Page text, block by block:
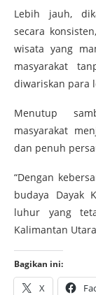
Lebih jauh,
secara
wisata yang
masyarakat
diwariskan para
Menutup
masyarakat
dan penuh
“Dengan
budaya Dayak
luhur yang
Kalimantan
Bagikan ini:
X